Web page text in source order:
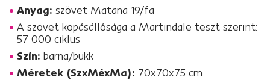
Anyag: szövet Matana 19/fa
A szövet kopásállósága a Martindale teszt szerint:
57 000 ciklus
Szín: barna/bükk
Méretek (SzxMéxMa): 70x70x75 cm